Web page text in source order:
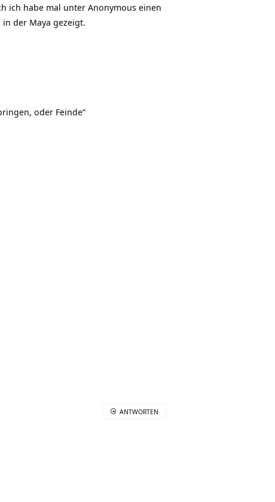
ich habe mal unter Anonymous einen
der Maya gezeigt.
oder Feinde“
ANTWORTEN